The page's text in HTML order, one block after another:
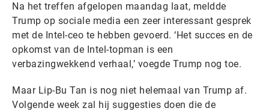
Na het treffen afgelopen maandag laat, meldde
Trump op sociale media een zeer interessant gesprek
met de Intel-ceo te hebben gevoerd. ‘Het succes en de
opkomst van de Intel-topman is een
verbazingwekkend verhaal,’ voegde Trump nog toe.
Maar Lip-Bu Tan is nog niet helemaal van Trump af.
Volgende week zal hij suggesties doen die de